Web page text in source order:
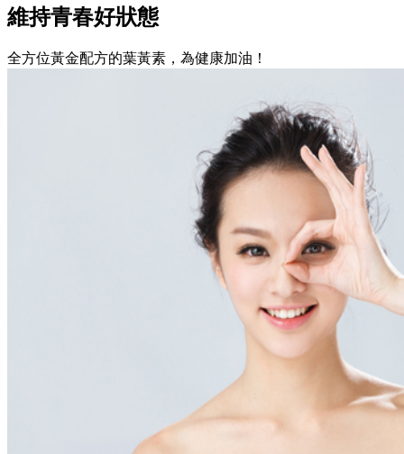
維持青春好狀態
全方位黃金配方的葉黃素，為健康加油！